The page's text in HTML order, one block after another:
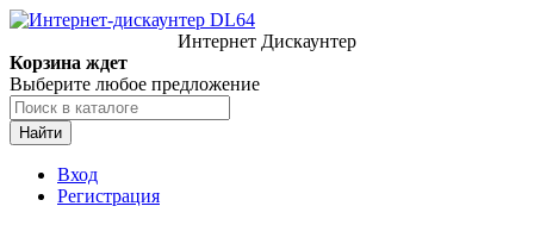
Интернет Дискаунтер
Корзина ждет
Выберите любое предложение
Найти
Вход
Регистрация